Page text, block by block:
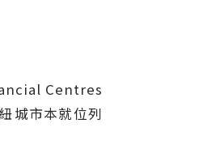
Centres
城市本就位列